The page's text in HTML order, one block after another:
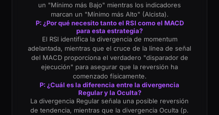
un "Mínimo más Bajo" mientras los indicadores
marcan un "Mínimo más Alto" (Alcista).
P: ¿Por qué necesito tanto el RSI como el MACD
para esta estrategia?
El RSI identifica la divergencia de momentum
adelantada, mientras que el cruce de la línea de señal
del MACD proporciona el verdadero "disparador de
ejecución" para asegurar que la reversión ha
comenzado físicamente.
P: ¿Cuál es la diferencia entre la divergencia
Regular y la Oculta?
La divergencia Regular señala una posible reversión
de tendencia, mientras que la divergencia Oculta (p.